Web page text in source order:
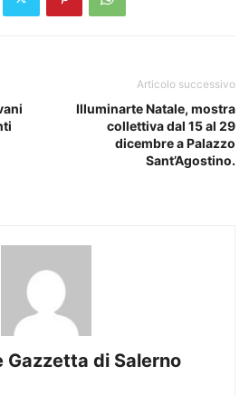
Articolo successivo
Illuminarte Natale, mostra
collettiva dal 15 al 29
dicembre a Palazzo
Sant’Agostino.
Gazzetta di Salerno